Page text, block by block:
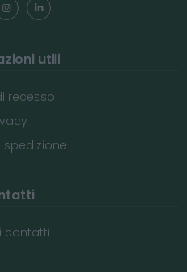
utili
recesso
spedizione
contatti